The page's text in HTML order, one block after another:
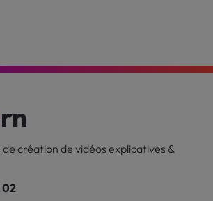
création de vidéos explicatives &
02